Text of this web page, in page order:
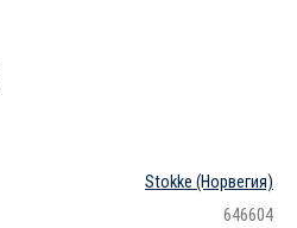
Stokke (Норвегия)
646604